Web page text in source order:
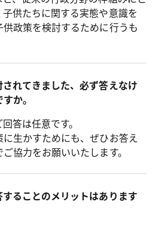
供たちに関する実態や意識を
政策を検討するために行うも
れてきました、必ず答えなけ
か。
答は任意です。
生かすためにも、ぜひお答え
協力をお願いいたします。
ることのメリットはあります